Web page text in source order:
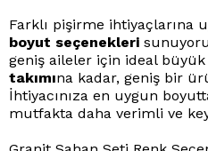
Farklı pişirme ihtiyaçlarına
boyut seçenekleri
geniş aileler için ideal büyük
takımına kadar, geniş bir
İhtiyacınıza en uygun
mutfakta daha verimli ve